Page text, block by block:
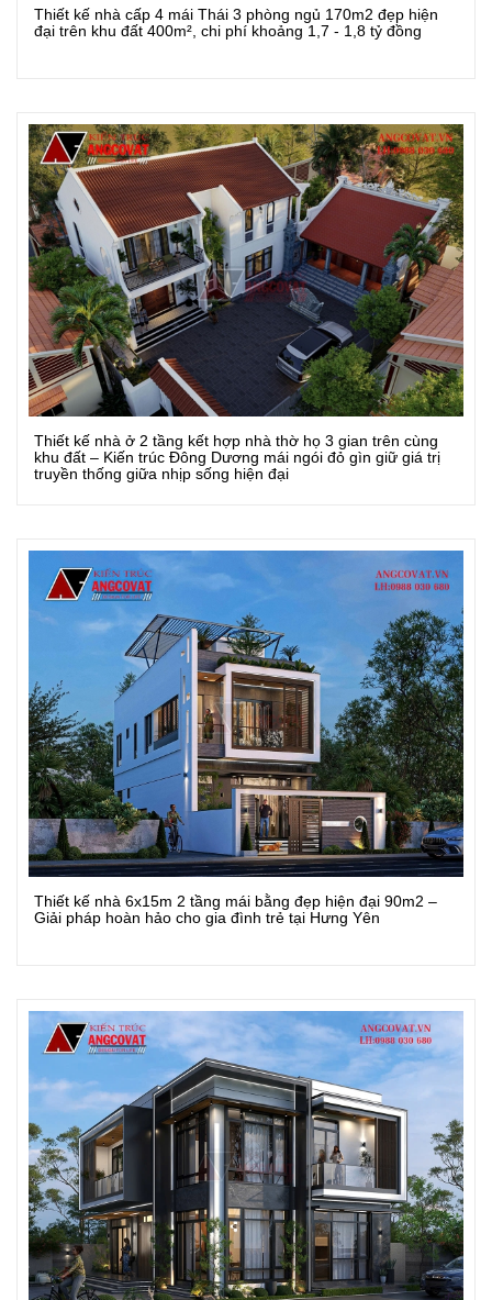
Xem Chi Tiết
Thiết kế nhà cấp 4 mái Thái 3 phòng ngủ 170m2 đẹp hiện
đại trên khu đất 400m², chi phí khoảng 1,7 - 1,8 tỷ đồng
Xem Chi Tiết
Thiết kế nhà ở 2 tầng kết hợp nhà thờ họ 3 gian trên cùng
khu đất – Kiến trúc Đông Dương mái ngói đỏ gìn giữ giá trị
truyền thống giữa nhịp sống hiện đại
Xem Chi Tiết
Thiết kế nhà 6x15m 2 tầng mái bằng đẹp hiện đại 90m2 –
Giải pháp hoàn hảo cho gia đình trẻ tại Hưng Yên